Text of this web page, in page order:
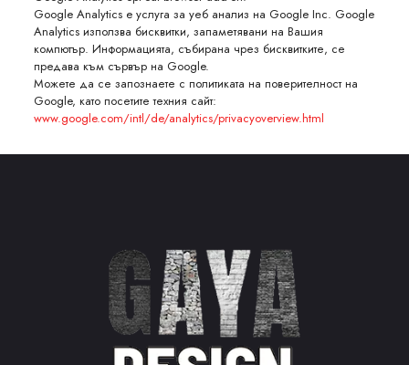
Google Analytics e услуга за уеб анализ на Google Inc. Google
Analytics използва бисквитки, запаметявани на Вашия
компютър. Информацията, събирана чрез бисквитките, се
предава към сървър на Google.
Можете да се запознаете с политиката на поверителност на
Google, като посетите техния сайт:
www.google.com/intl/de/analytics/privacyoverview.html